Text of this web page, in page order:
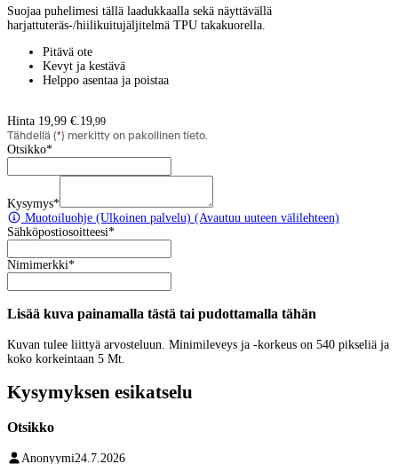
Suojaa puhelimesi tällä laadukkaalla sekä näyttävällä
harjattuteräs-/hiilikuitujäljitelmä TPU takakuorella.
Pitävä ote
Kevyt ja kestävä
Helppo asentaa ja poistaa
Hinta 19,99 €. 19,99
Tähdellä (*) merkitty on pakollinen tieto.
Otsikko*
Kysymys*
Muotoiluohje (Ulkoinen palvelu) (Avautuu uuteen välilehteen)
Sähköpostiosoitteesi*
Nimimerkki*
Lisää kuva painamalla tästä tai pudottamalla tähän
Kuvan tulee liittyä arvosteluun. Minimileveys ja -korkeus on 540 pikseliä ja
koko korkeintaan 5 Mt.
Kysymyksen esikatselu
Otsikko
Anonyymi24.7.2026